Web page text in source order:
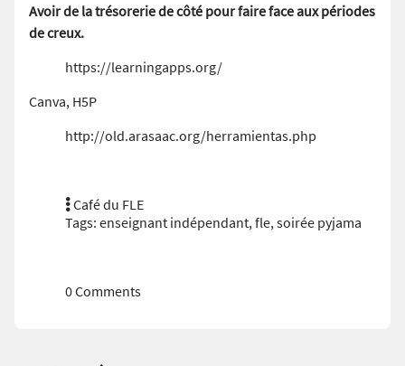
Avoir de la trésorerie de côté pour faire face aux périodes
de creux.
https://learningapps.org/
Canva, H5P
http://old.arasaac.org/herramientas.php
Café du FLE
Tags: enseignant indépendant, fle, soirée pyjama
0 Comments